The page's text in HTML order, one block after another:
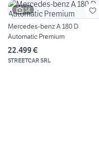
14
Mercedes-benz A 180 D
Automatic Premium
22.499 €
STREETCAR SRL